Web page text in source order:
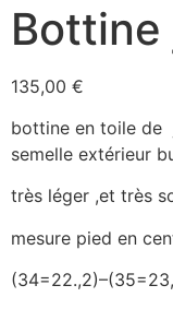
Bottine
135,00 €
bottine en toile de
semelle extérieur
très léger ,et très
mesure pied en